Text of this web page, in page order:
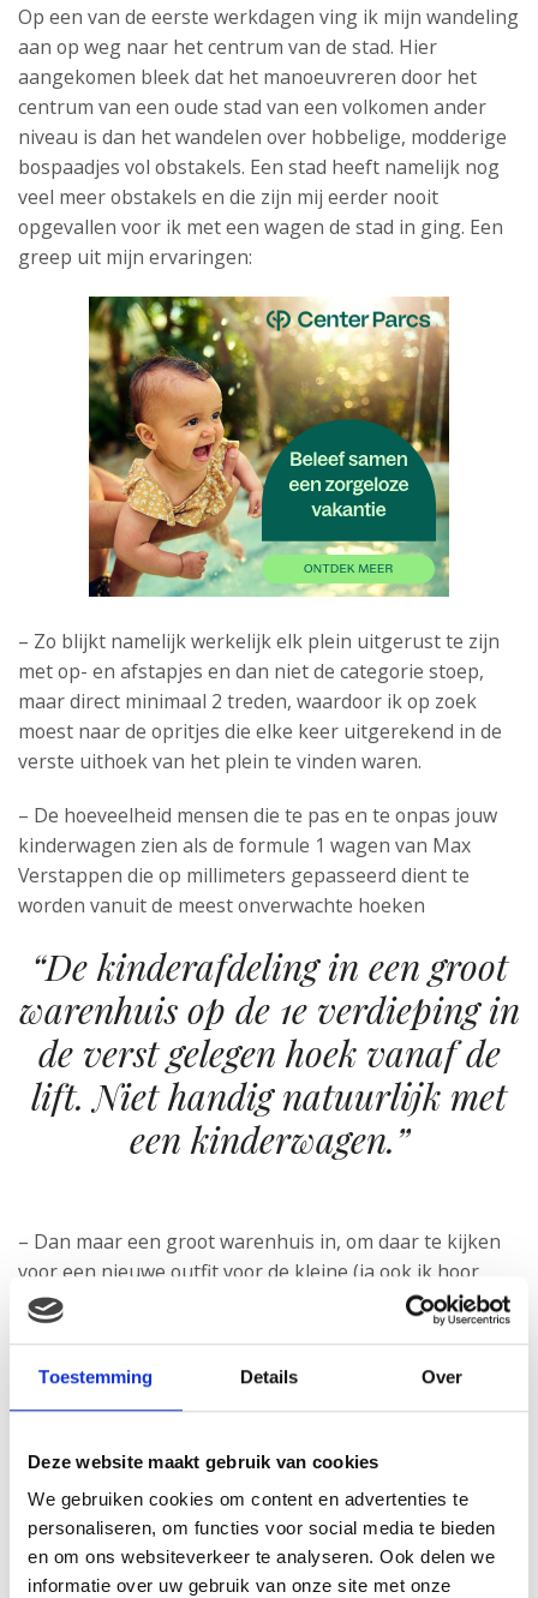
Toestemming Details Over
Deze website maakt gebruik van cookies
We gebruiken cookies om content en advertenties te
personaliseren, om functies voor social media te bieden
en om ons websiteverkeer te analyseren. Ook delen we
informatie over uw gebruik van onze site met onze
Op een van de eerste werkdagen ving ik mijn wandeling
aan op weg naar het centrum van de stad. Hier
aangekomen bleek dat het manoeuvreren door het
centrum van een oude stad van een volkomen ander
niveau is dan het wandelen over hobbelige, modderige
bospaadjes vol obstakels. Een stad heeft namelijk nog
veel meer obstakels en die zijn mij eerder nooit
opgevallen voor ik met een wagen de stad in ging. Een
greep uit mijn ervaringen:
– Zo blijkt namelijk werkelijk elk plein uitgerust te zijn
met op- en afstapjes en dan niet de categorie stoep,
maar direct minimaal 2 treden, waardoor ik op zoek
moest naar de opritjes die elke keer uitgerekend in de
verste uithoek van het plein te vinden waren.
– De hoeveelheid mensen die te pas en te onpas jouw
kinderwagen zien als de formule 1 wagen van Max
Verstappen die op millimeters gepasseerd dient te
worden vanuit de meest onverwachte hoeken
“De kinderafdeling in een groot
warenhuis op de 1e verdieping in
de verst gelegen hoek vanaf de
lift. Niet handig natuurlijk met
een kinderwagen.”
– Dan maar een groot warenhuis in, om daar te kijken
voor een nieuwe outfit voor de kleine (ja ook ik hoor
inmiddels bij de categorie die vooral shopt voor
kinderkleding en niet meer voor mezelf). Daar
bevindt. En wat bleek, die zit op de 1e verdieping, niet
naar de lift. Helemaal achterin in de hoek was de lift,
de lift bereikt. En wat blijkt boven aangekomen, de
kinderafdeling is gesitueerd in de verst gelegen hoek
vanaf de lift. Echt heel onhandig.